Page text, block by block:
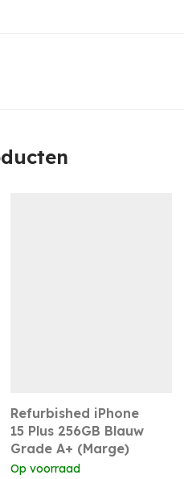
Refurbished iPhone
15 Plus 256GB Blauw
Grade A+ (Marge)
Op voorraad